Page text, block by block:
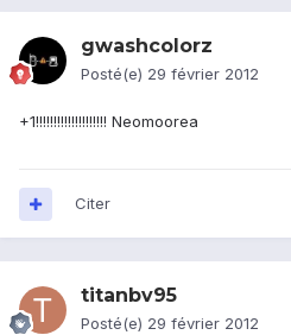
gwashcolorz
Posté(e) 29 février 2012
+1!!!!!!!!!!!!!!!!!!!! Neomoorea
Citer
titanbv95
Posté(e) 29 février 2012